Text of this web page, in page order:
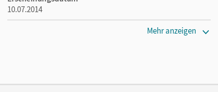
10.07.2014
Mehr anzeigen